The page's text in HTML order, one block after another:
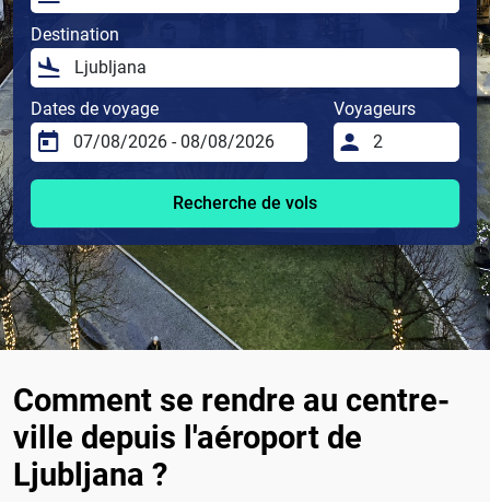
Destination
Dates de voyage Voyageurs
Recherche de vols
Comment se rendre au centre-
ville depuis l'aéroport de
Ljubljana ?